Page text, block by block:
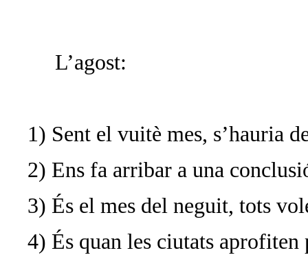
L’agost:
1) Sent el vuitè mes, s’hauria
2) Ens fa arribar a una
3) És el mes del neguit, tots
4) És quan les ciutats aprofiten